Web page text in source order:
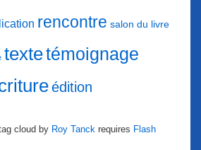
rencontre salon du livre
textetémoignage
édition
cloud by Roy Tanck requires Flash